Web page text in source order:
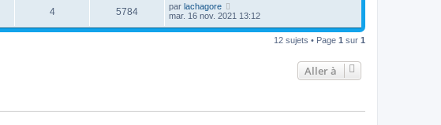
4 5784 par lachagore
mar. 16 nov. 2021 13:12
12 sujets • Page 1 sur 1
Aller à